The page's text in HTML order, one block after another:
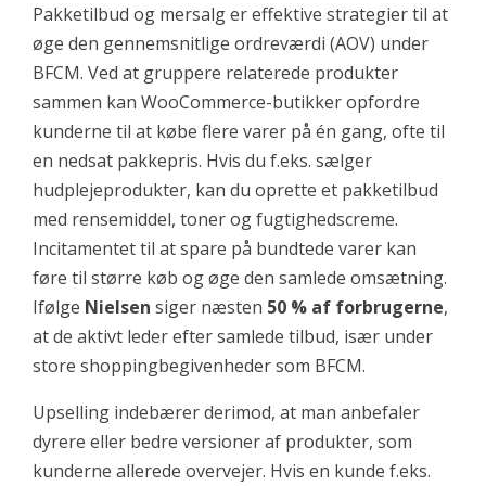
Pakketilbud og mersalg er effektive strategier til at
øge den gennemsnitlige ordreværdi (AOV) under
BFCM. Ved at gruppere relaterede produkter
sammen kan WooCommerce-butikker opfordre
kunderne til at købe flere varer på én gang, ofte til
en nedsat pakkepris. Hvis du f.eks. sælger
hudplejeprodukter, kan du oprette et pakketilbud
med rensemiddel, toner og fugtighedscreme.
Incitamentet til at spare på bundtede varer kan
føre til større køb og øge den samlede omsætning.
Ifølge Nielsen siger næsten 50 % af forbrugerne,
at de aktivt leder efter samlede tilbud, især under
store shoppingbegivenheder som BFCM.
Upselling indebærer derimod, at man anbefaler
dyrere eller bedre versioner af produkter, som
kunderne allerede overvejer. Hvis en kunde f.eks.